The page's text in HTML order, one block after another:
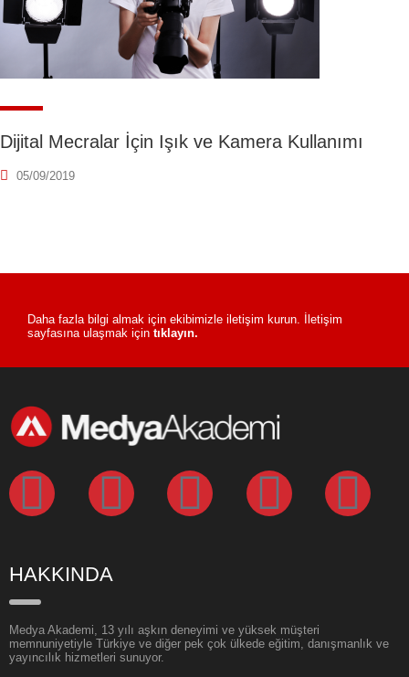
Dijital Mecralar İçin Işık ve Kamera Kullanımı
05/09/2019
Daha fazla bilgi almak için ekibimizle iletişim kurun. İletişim
sayfasına ulaşmak için tıklayın.
HAKKINDA
Medya Akademi, 13 yılı aşkın deneyimi ve yüksek müşteri
memnuniyetiyle Türkiye ve diğer pek çok ülkede eğitim, danışmanlık ve
yayıncılık hizmetleri sunuyor.